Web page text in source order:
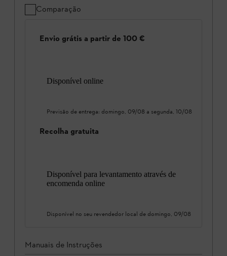
Comparação
Envio grátis a partir de 100 €
Disponível online
Previsão de entrega: domingo, 09/08 a segunda, 10/08
Recolha gratuita
Disponível para levantamento através de
encomenda online
Disponível no seu revendedor local de domingo, 09/08
Manuais de Instruções